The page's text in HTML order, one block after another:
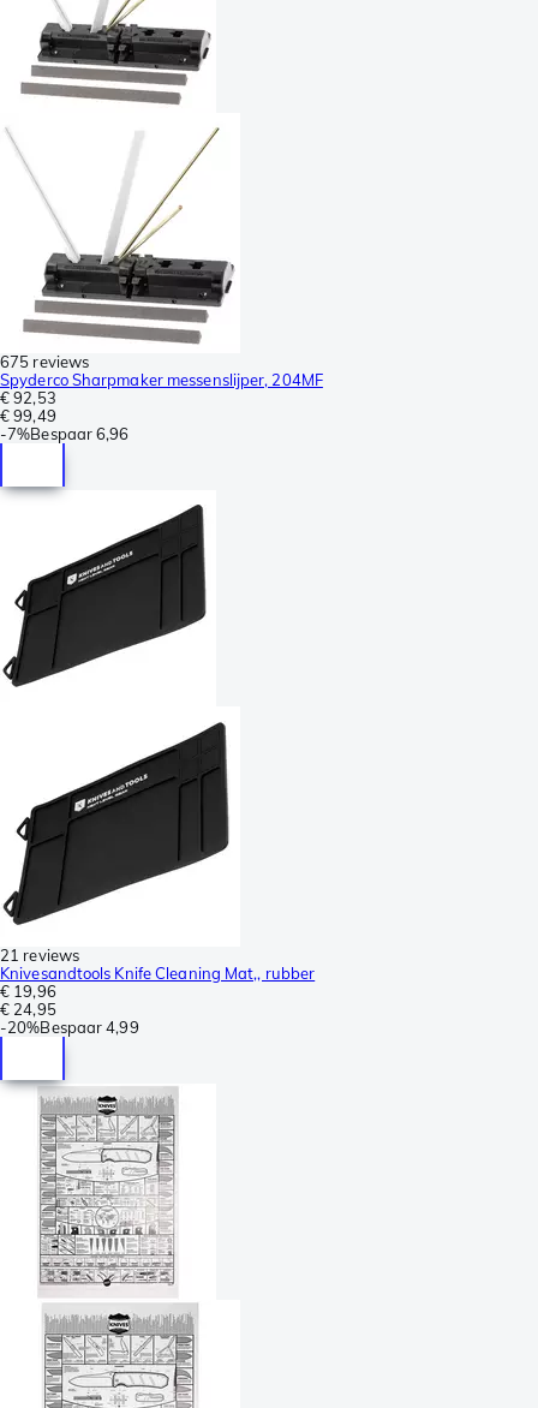
675 reviews
Spyderco Sharpmaker messenslijper, 204MF
€ 92,53
€ 99,49
-7%Bespaar6,96
21 reviews
Knivesandtools Knife Cleaning Mat,, rubber
€ 19,96
€ 24,95
-20%Bespaar 4,99